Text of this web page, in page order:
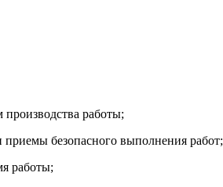
работы;
приемы безопасного выполнения работ;
работы;